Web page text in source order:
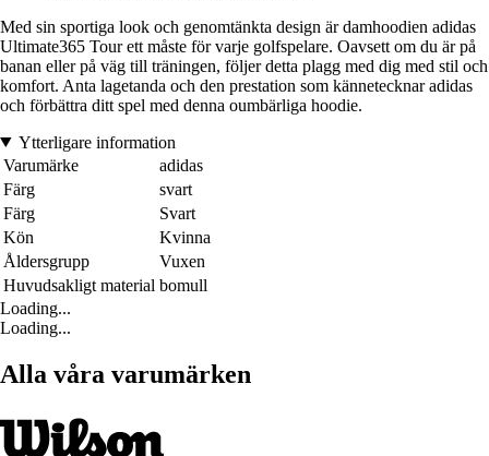
Med sin sportiga look och genomtänkta design är damhoodien adidas
Ultimate365 Tour ett måste för varje golfspelare. Oavsett om du är på
banan eller på väg till träningen, följer detta plagg med dig med stil och
komfort. Anta lagetanda och den prestation som kännetecknar adidas
och förbättra ditt spel med denna oumbärliga hoodie.
Ytterligare information
Varumärke
adidas
Färg
svart
Färg
Svart
Kön
Kvinna
Åldersgrupp
Vuxen
Huvudsakligt material bomull
Loading...
Loading...
Alla våra varumärken